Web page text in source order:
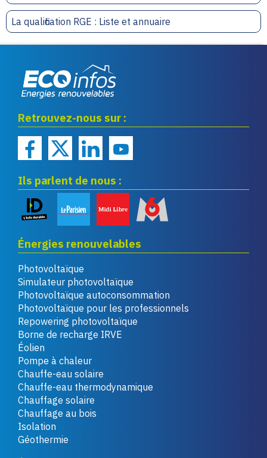
La qualification RGE : Liste et annuaire
renouvelables
Retrouvez-nous sur :
Ils parlent de nous :
Énergies renouvelables
Photovoltaïque
Simulateur photovoltaïque
Photovoltaïque autoconsommation
Photovoltaïque pour les professionnels
Repowering photovoltaïque
Borne de recharge IRVE
Éolien
Pompe à chaleur
Chauffe-eau solaire
Chauffe-eau thermodynamique
Chauffage solaire
Chauffage au bois
Isolation
Géothermie